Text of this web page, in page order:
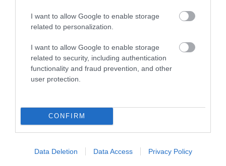
I want to allow Google to enable storage
related to personalization.
I want to allow Google to enable storage
related to security, including authentication
functionality and fraud prevention, and other
user protection.
CONFIRM
Data Deletion Data Access Privacy Policy
A pajzsmirigyrák tünetei közé tartozik egy vastag csomó
megjelenése a pajzsmirigy területén; rekedt hang; nyelési
nehézség; fájdalom a nyakban és a torokban; megnagyobbodott
nyirokcsomók a nyakban; száraz köhögés, kaparó vagy vakaró
érzés a torokban vagy a szegycsont mögött.
A Kreml tagadta, hogy Putyin egészségügyi problémáktól
tükrözik. A szerkesztőség mindössze a hírek publikációjával foglalkozik, a
kommenteket nem tudja befolyásolni - azok az olvasók személyes véleményét